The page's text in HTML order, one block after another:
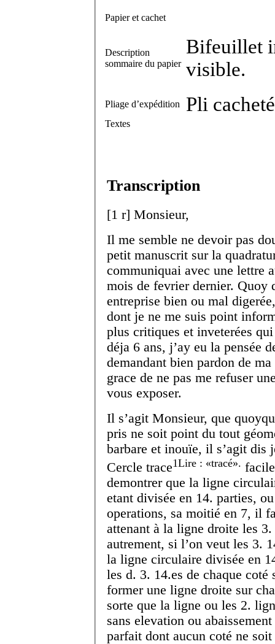
Papier et cachet
Description
sommaire du papier
Bifeuillet
visible.
Pliage d’expédition Pli cacheté
Textes
Transcription
[1 r] Monsieur,
Il me semble ne devoir pas
petit manuscrit sur la
communiquai avec une lettre
mois de fevrier dernier. Quoy
entreprise bien ou mal
dont je ne me suis point
plus critiques et inveterées
déja 6 ans, j’ay eu la pensée
demandant bien pardon de
grace de ne pas me refuser
vous exposer.
Il s’agit Monsieur, que
pris ne soit point du tout
barbare et inouïe, il s’agit dis
Cercle trace1Lire : tracé .
demontrer que la ligne
etant divisée en 14. parties,
operations, sa moitié en 7, il
attenant à la ligne droite les 3.
autrement, si l’on veut les 3.
la ligne circulaire divisée en
les d. 3. 14.es de chaque
former une ligne droite sur
sorte que la ligne ou les 2.
sans elevation ou
parfait dont aucun coté ne